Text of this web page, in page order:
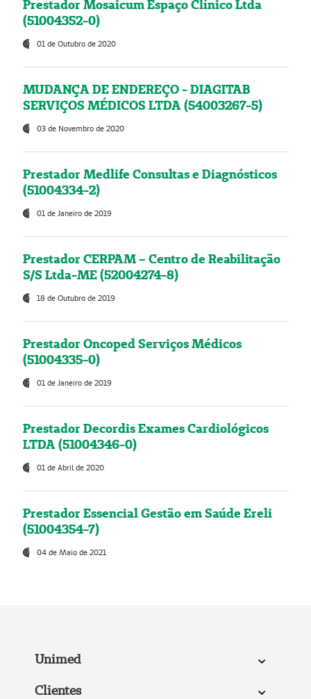
Prestador Mosaicum Espaço Clínico Ltda
(51004352-0)
01 de Outubro de 2020
MUDANÇA DE ENDEREÇO - DIAGITAB
SERVIÇOS MÉDICOS LTDA (54003267-5)
03 de Novembro de 2020
Prestador Medlife Consultas e Diagnósticos
(51004334-2)
01 de Janeiro de 2019
Prestador CERPAM – Centro de Reabilitação
S/S Ltda-ME (52004274-8)
18 de Outubro de 2019
Prestador Oncoped Serviços Médicos
(51004335-0)
01 de Janeiro de 2019
Prestador Decordis Exames Cardiológicos
LTDA (51004346-0)
01 de Abril de 2020
Prestador Essencial Gestão em Saúde Ereli
(51004354-7)
04 de Maio de 2021
Unimed
Clientes